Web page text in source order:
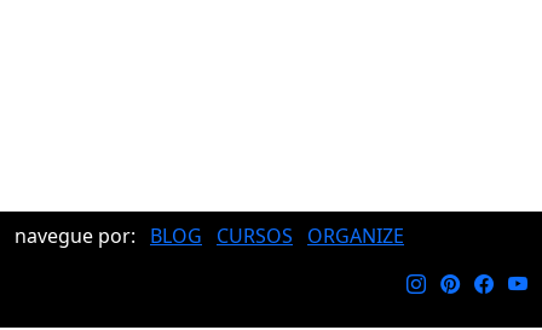
navegue por: BLOG CURSOS ORGANIZE